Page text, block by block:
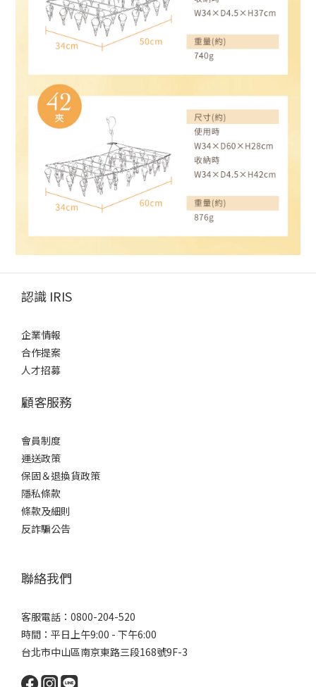
認識 IRIS
企業情報
合作提案
人才招募
顧客服務
會員制度
運送政策
保固＆退換貨政策
隱私條款
條款及細則
反詐騙公告
聯絡我們
客服電話：0800-204-520
時間：平日上午9:00 - 下午6:00
台北市中山區南京東路三段168號9F-3